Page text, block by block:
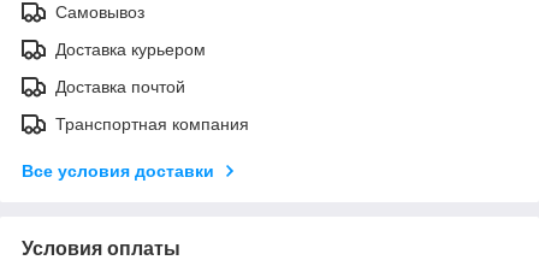
Самовывоз
Доставка курьером
Доставка почтой
Транспортная компания
Все условия доставки
Условия оплаты